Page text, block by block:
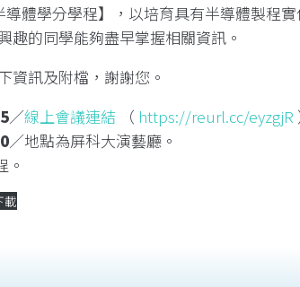
體學分學程】，以培育具有半導體製程
趣的同學能夠盡早掌握相關資訊。
資訊及附檔，謝謝您。
／線上會議連結 （ https://reurl.cc/eyzgjR
／地點為屏科大演藝廳。
載